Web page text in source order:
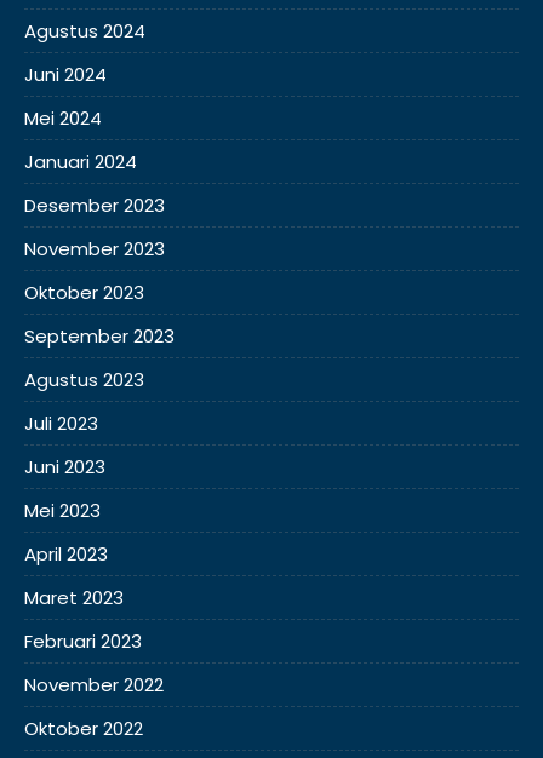
Agustus 2024
Juni 2024
Mei 2024
Januari 2024
Desember 2023
November 2023
Oktober 2023
September 2023
Agustus 2023
Juli 2023
Juni 2023
Mei 2023
April 2023
Maret 2023
Februari 2023
November 2022
Oktober 2022